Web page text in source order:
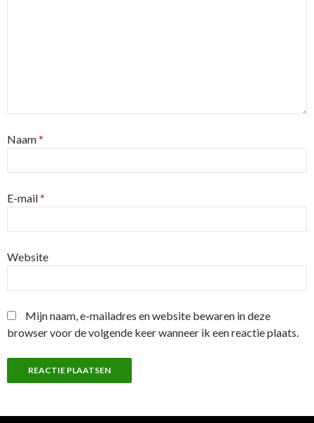
Naam*
E-mail*
Website
Mijn naam, e-mailadres en website bewaren in deze
browser voor de volgende keer wanneer ik een reactie plaats.